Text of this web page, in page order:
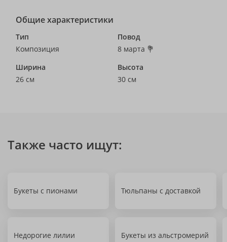
Общие характеристики
Тип
Композиция
Повод
8 марта 💐
Ширина
26 см
Высота
30 см
Также часто ищут:
Букеты с пионами Тюльпаны с доставкой
Недорогие лилии Букеты из альстромерий